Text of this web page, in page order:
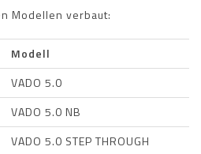
Modellen verbaut:
Modell
VADO 5.0
VADO 5.0 NB
VADO 5.0 STEP THROUGH